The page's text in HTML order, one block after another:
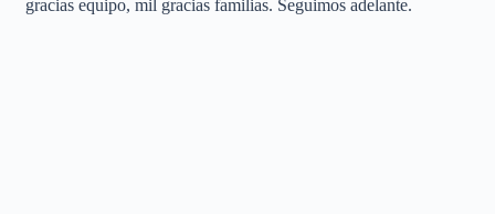
gracias equipo, mil gracias familias. Seguimos adelante.